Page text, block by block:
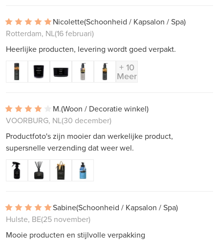
Nicolette(Schoonheid / Kapsalon / Spa)
Rotterdam, NL(16 februari)
Heerlijke producten, levering wordt goed verpakt.
+ 10
Meer
M.(Woon / Decoratie winkel)
VOORBURG, NL(30 december)
Productfoto's zijn mooier dan werkelijke product,
supersnelle verzending dat weer wel.
Sabine(Schoonheid / Kapsalon / Spa)
Hulste, BE(25 november)
Mooie producten en stijlvolle verpakking